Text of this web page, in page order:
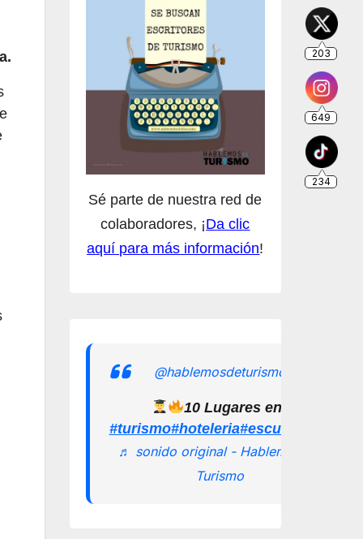
Sé parte de nuestra red de
colaboradores, ¡Da clic
aquí para más información!
@hablemosdeturismomx
10 Lugares en los que
#turismo#hoteleria
♬ sonido original - Hablemos de
Turismo